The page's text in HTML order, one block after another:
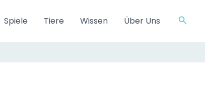
Spiele Tiere Wissen Über Uns